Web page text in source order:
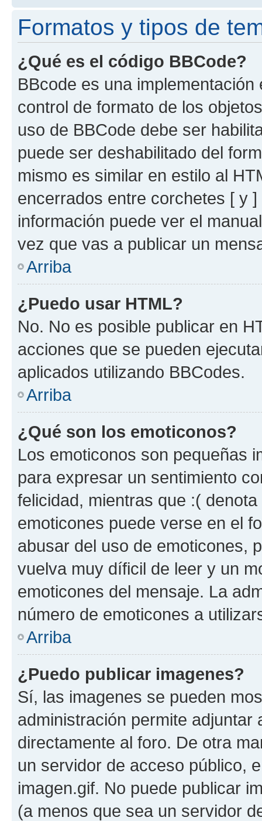
Formatos y tipos de
¿Qué es el código BBCode?
BBcode es una
control de formato de los
uso de BBCode debe ser
puede ser deshabilitado del
mismo es similar en estilo al
encerrados entre corchetes [ y
información puede ver el
vez que vas a publicar un
Arriba
¿Puedo usar HTML?
No. No es posible publicar en
acciones que se pueden
aplicados utilizando BBCodes.
Arriba
¿Qué son los emoticonos?
Los emoticonos son pequeñas
para expresar un sentimiento
felicidad, mientras que :(
emoticones puede verse en el
abusar del uso de emoticones,
vuelva muy díficil de leer y un
emoticones del mensaje. La
número de emoticones a
Arriba
¿Puedo publicar imagenes?
Sí, las imagenes se pueden
administración permite
directamente al foro. De otra
un servidor de acceso público,
imagen.gif. No puede publicar
(a menos que sea un servidor